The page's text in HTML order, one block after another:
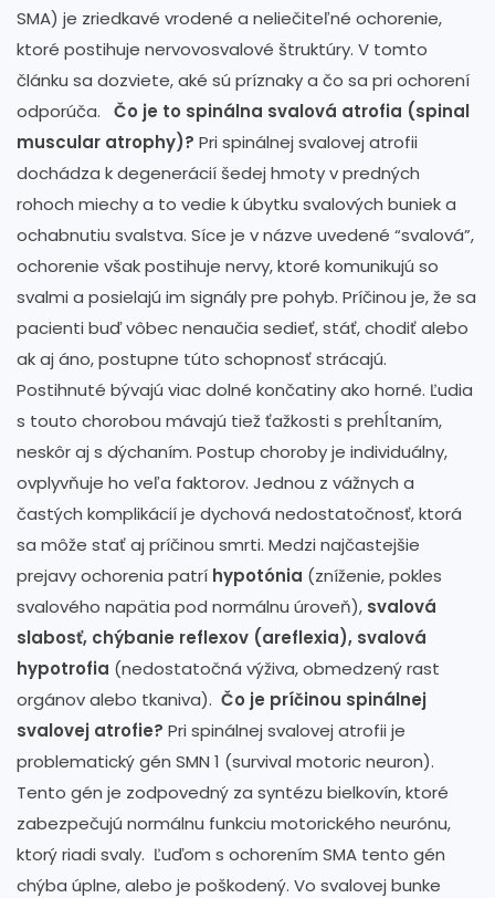
SMA) je zriedkavé vrodené a neliečiteľné ochorenie,
ktoré postihuje nervovosvalové štruktúry. V tomto
článku sa dozviete, aké sú príznaky a čo sa pri ochorení
odporúča. Čo je to spinálna svalová atrofia (spinal
muscular atrophy)? Pri spinálnej svalovej atrofii
dochádza k degenerácií šedej hmoty v predných
rohoch miechy a to vedie k úbytku svalových buniek a
ochabnutiu svalstva. Síce je v názve uvedené “svalová”,
ochorenie však postihuje nervy, ktoré komunikujú so
svalmi a posielajú im signály pre pohyb. Príčinou je, že sa
pacienti buď vôbec nenaučia sedieť, stáť, chodiť alebo
ak aj áno, postupne túto schopnosť strácajú.
Postihnuté bývajú viac dolné končatiny ako horné. Ľudia
s touto chorobou mávajú tiež ťažkosti s prehĺtaním,
neskôr aj s dýchaním. Postup choroby je individuálny,
ovplyvňuje ho veľa faktorov. Jednou z vážnych a
častých komplikácií je dychová nedostatočnosť, ktorá
sa môže stať aj príčinou smrti. Medzi najčastejšie
prejavy ochorenia patrí hypotónia (zníženie, pokles
svalového napätia pod normálnu úroveň), svalová
slabosť, chýbanie reflexov (areflexia), svalová
hypotrofia (nedostatočná výživa, obmedzený rast
orgánov alebo tkaniva). Čo je príčinou spinálnej
svalovej atrofie? Pri spinálnej svalovej atrofii je
problematický gén SMN 1 (survival motoric neuron).
Tento gén je zodpovedný za syntézu bielkovín, ktoré
zabezpečujú normálnu funkciu motorického neurónu,
ktorý riadi svaly. Ľuďom s ochorením SMA tento gén
chýba úplne, alebo je poškodený. Vo svalovej bunke